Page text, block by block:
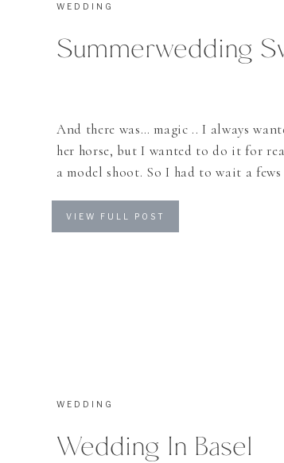
And there was… magic .. I always
her horse, but I wanted to do it for
a model shoot. So I had to wait a
her beloved horse couldn’t […]
Summerwedding
WEDDING
VIEW FULL POST
Wedding In Basel
WEDDING